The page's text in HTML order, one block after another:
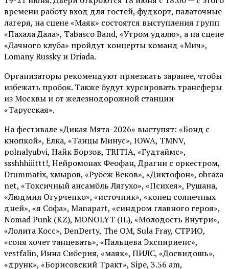
времени работу вход для гостей, фудкорт, палаточные
лагеря, на сцене «Маяк» состоятся выступления групп
«Пахала Дала», Tabasco Band, «Утром удалю», а на сцене
«Дачного клуба» пройдут концерты команд «Мич»,
Lomany Russky и Driada.
Организаторы рекомендуют приезжать заранее, чтобы
избежать пробок. Также будут курсировать трансферы
из Москвы и от железнодорожной станции
«Тарусская».
На фестивале «Дикая Мята-2026» выступят: «Бонд с
кнопкой», Ёлка, «Танцы Минус», IOWA, TMNV,
polnalyubvi, Найк Борзов, TRITIA, «Гудтаймс»,
ssshhhiiittt!, Нейромонах Феофан, Драгни с оркестром,
Drummatix, хмыров, «Рубеж Веков», «Диктофон», obraza
net, «Токсичный ансамбль Лягухо», «Психея», Рушана,
«Людмил Огурченко», «источник», «конец солнечных
дней», «я Софа», Manapart, «синдром главного героя»,
Nomad Punk (KZ), MONOLYT (IL), «Молодость Внутри»,
«Лолита Косс», DenDerty, The OM, Sula Fray, СТРИО,
«соня хочет танцевать», «Пальцева Экспириенс»,
vestfalin, Инна Сиберия, «маяк», ПИЛС, «Досвидошь»,
«друнк», «Борисовский Тракт», Sipe, 3.56 am,